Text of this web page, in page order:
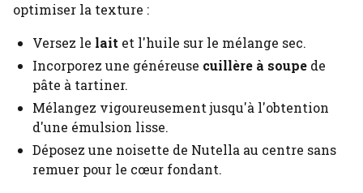
optimiser la texture :
Versez le lait et l'huile sur le mélange sec.
Incorporez une généreuse cuillère à soupe de
pâte à tartiner.
Mélangez vigoureusement jusqu'à l'obtention
d'une émulsion lisse.
Déposez une noisette de Nutella au centre sans
remuer pour le cœur fondant.